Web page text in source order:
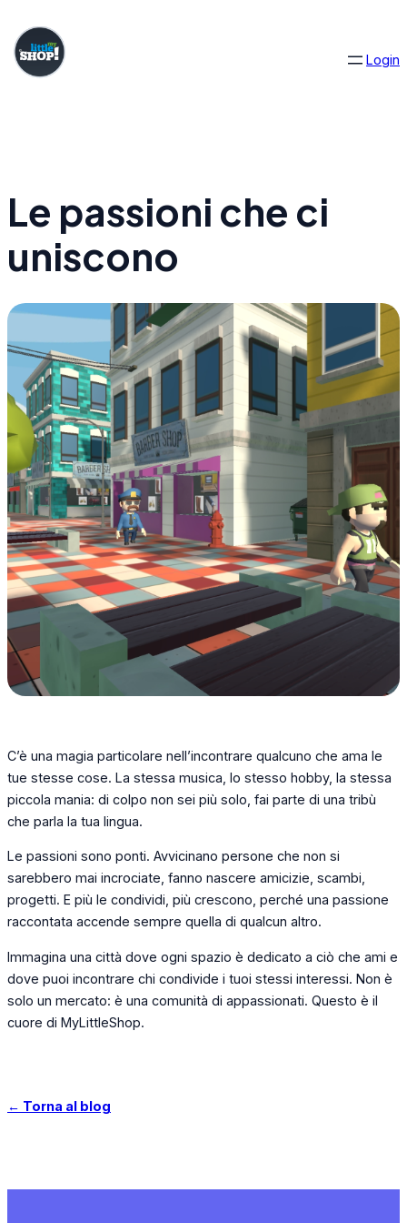
to
content
Login
Le passioni che ci
uniscono
C’è una magia particolare nell’incontrare qualcuno che ama le
tue stesse cose. La stessa musica, lo stesso hobby, la stessa
piccola mania: di colpo non sei più solo, fai parte di una tribù
che parla la tua lingua.
Le passioni sono ponti. Avvicinano persone che non si
sarebbero mai incrociate, fanno nascere amicizie, scambi,
progetti. E più le condividi, più crescono, perché una passione
raccontata accende sempre quella di qualcun altro.
Immagina una città dove ogni spazio è dedicato a ciò che ami e
dove puoi incontrare chi condivide i tuoi stessi interessi. Non è
solo un mercato: è una comunità di appassionati. Questo è il
cuore di MyLittleShop.
← Torna al blog